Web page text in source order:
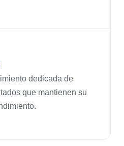
dedicada de
que mantienen su